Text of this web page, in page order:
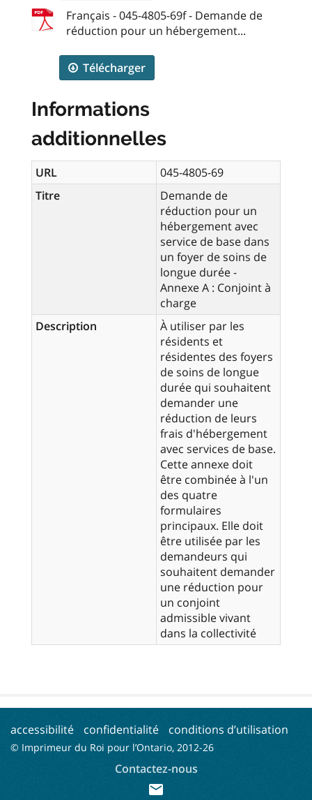
Français - 045-4805-69f - Demande de
réduction pour un hébergement...
Télécharger
Informations
additionnelles
URL
045-4805-69
Titre
Demande de
réduction pour un
hébergement avec
service de base dans
un foyer de soins de
longue durée -
Annexe A : Conjoint à
charge
Description
À utiliser par les
résidents et
résidentes des foyers
de soins de longue
durée qui souhaitent
demander une
réduction de leurs
frais d'hébergement
avec services de base.
Cette annexe doit
être combinée à l'un
des quatre
formulaires
principaux. Elle doit
être utilisée par les
demandeurs qui
souhaitent demander
une réduction pour
un conjoint
admissible vivant
dans la collectivité
accessibilité confidentialité conditions d’utilisation
© Imprimeur du Roi pour l’Ontario, 2012-26
Contactez-nous
mail